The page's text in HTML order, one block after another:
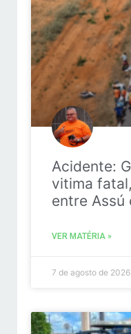
Acidente:
vitima
entre Assú
VER MATÉRIA »
7 de agosto de 2026